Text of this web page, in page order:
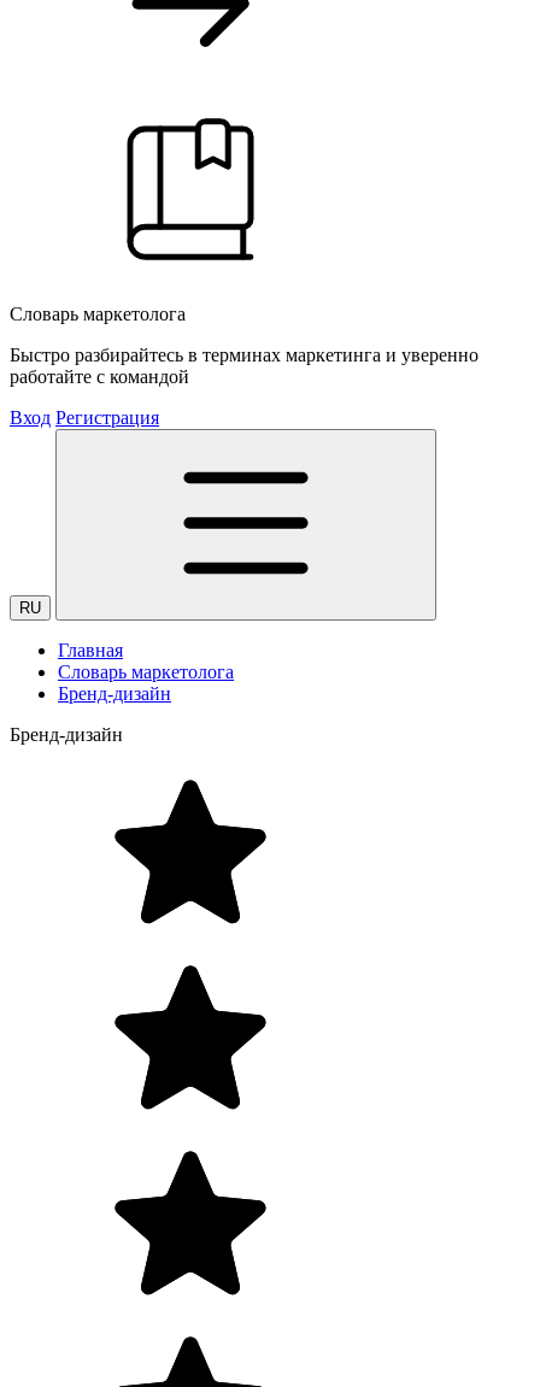
Словарь маркетолога
Быстро разбирайтесь в терминах маркетинга и уверенно
работайте с командой
Вход Регистрация
RU
Главная
Словарь маркетолога
Бренд-дизайн
Бренд-дизайн